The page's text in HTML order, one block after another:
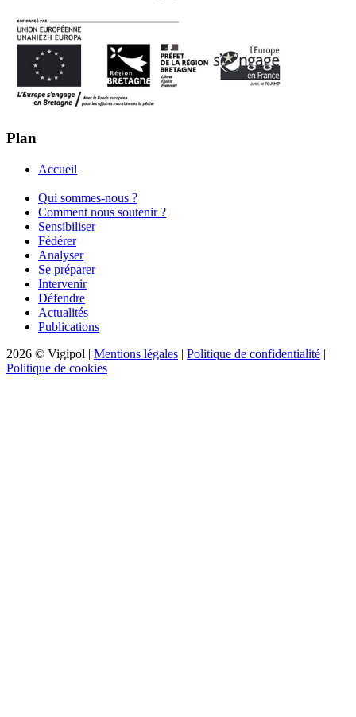
Plan
Accueil
Qui sommes-nous ?
Comment nous soutenir ?
Sensibiliser
Fédérer
Analyser
Se préparer
Intervenir
Défendre
Actualités
Publications
2026 © Vigipol | Mentions légales | Politique de confidentialité |
Politique de cookies